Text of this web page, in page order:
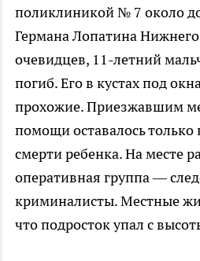
поликлиникой № 7 около
Германа Лопатина
очевидцев, 11-летний
погиб. Его в кустах под
прохожие. Приезжавшим
помощи оставалось только
смерти ребенка. На месте
оперативная группа —
криминалисты. Местные
что подросток упал с